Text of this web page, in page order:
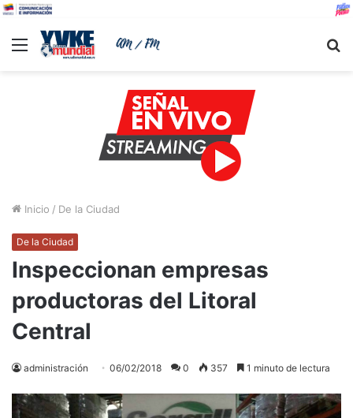
Menu
Inicio / De la Ciudad
De la Ciudad
Inspeccionan empresas
productoras del Litoral
Central
administración 06/02/2018 0 357 1 minuto de lectura